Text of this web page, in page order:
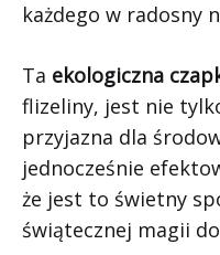
każdego w radosny
Ta ekologiczna
flizeliny, jest nie
przyjazna dla
jednocześnie
że jest to świetny
świątecznej magii